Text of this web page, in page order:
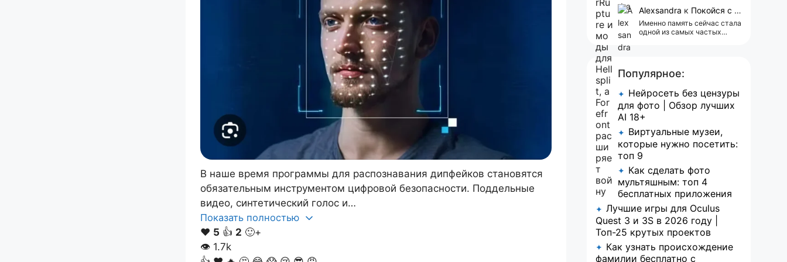
В наше время программы для распознавания дипфейков становятся
обязательным инструментом цифровой безопасности. Поддельные
видео, синтетический голос и…
Показать полностью
❤️ 5 👍 2 🙂+
👁 1.7k
реклама 😢
Alexsandra к Покойся с миром, Character.AI. Тебя убили собственные разработчики
Именно память сейчас стала
одной из самых частых
Популярное:
✦ Нейросеть без цензуры
для фото | Обзор лучших
AI 18+
✦ Виртуальные музеи,
которые нужно посетить:
топ 9
✦ Как сделать фото
мультяшным: топ 4
бесплатных приложения
✦ Лучшие игры для Oculus
Quest 3 и 3S в 2026 году |
Топ-25 крутых проектов
✦ Как узнать происхождение
фамилии бесплатно с